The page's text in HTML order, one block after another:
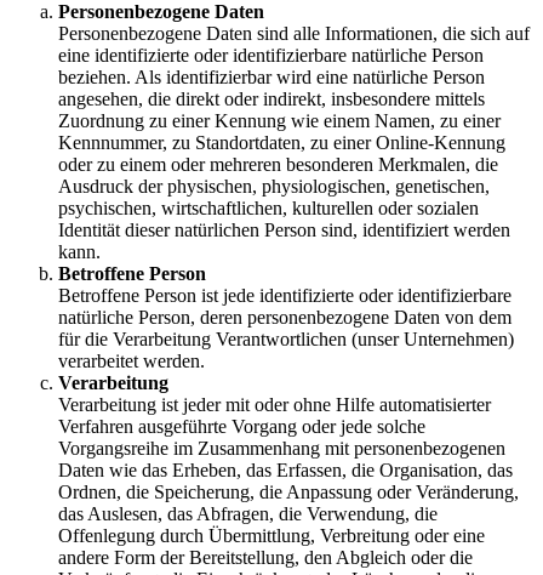
Personenbezogene Daten
Personenbezogene Daten sind alle Informationen, die sich auf
eine identifizierte oder identifizierbare natürliche Person
beziehen. Als identifizierbar wird eine natürliche Person
angesehen, die direkt oder indirekt, insbesondere mittels
Zuordnung zu einer Kennung wie einem Namen, zu einer
Kennnummer, zu Standortdaten, zu einer Online-Kennung
oder zu einem oder mehreren besonderen Merkmalen, die
Ausdruck der physischen, physiologischen, genetischen,
psychischen, wirtschaftlichen, kulturellen oder sozialen
Identität dieser natürlichen Person sind, identifiziert werden
kann.
Betroffene Person
Betroffene Person ist jede identifizierte oder identifizierbare
natürliche Person, deren personenbezogene Daten von dem
für die Verarbeitung Verantwortlichen (unser Unternehmen)
verarbeitet werden.
Verarbeitung
Verarbeitung ist jeder mit oder ohne Hilfe automatisierter
Verfahren ausgeführte Vorgang oder jede solche
Vorgangsreihe im Zusammenhang mit personenbezogenen
Daten wie das Erheben, das Erfassen, die Organisation, das
Ordnen, die Speicherung, die Anpassung oder Veränderung,
das Auslesen, das Abfragen, die Verwendung, die
Offenlegung durch Übermittlung, Verbreitung oder eine
andere Form der Bereitstellung, den Abgleich oder die